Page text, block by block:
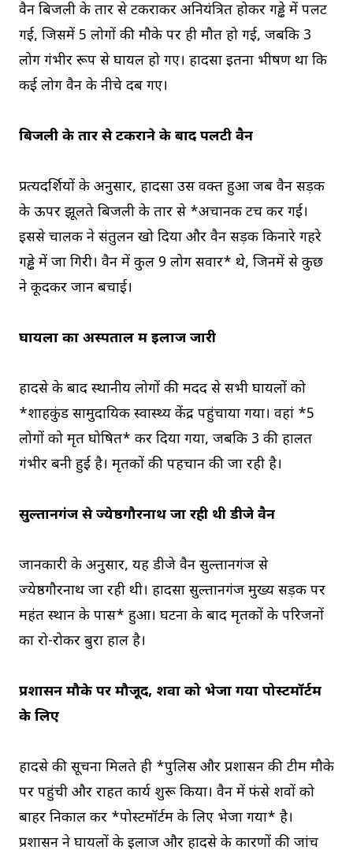
वैन बिजली के तार से टकराकर अनियंत्रित होकर गड्ढे में पलट
गई, जिसमें 5 लोगों की मौके पर ही मौत हो गई, जबकि 3
लोग गंभीर रूप से घायल हो गए। हादसा इतना भीषण था कि
कई लोग वैन के नीचे दब गए।
बिजली के तार से टकराने के बाद पलटी वैन
प्रत्यक्षदर्शियों के अनुसार, हादसा उस वक्त हुआ जब वैन सड़क
के ऊपर झूलते बिजली के तार से *अचानक टच कर गई।
इससे चालक ने संतुलन खो दिया और वैन सड़क किनारे गहरे
गड्ढे में जा गिरी। वैन में कुल 9 लोग सवार* थे, जिनमें से कुछ
ने कूदकर जान बचाई।
घायलों का अस्पताल में इलाज जारी
हादसे के बाद स्थानीय लोगों की मदद से सभी घायलों को
*शाहकुंड सामुदायिक स्वास्थ्य केंद्र पहुंचाया गया। वहां *5
लोगों को मृत घोषित* कर दिया गया, जबकि 3 की हालत
गंभीर बनी हुई है। मृतकों की पहचान की जा रही है।
सुल्तानगंज से ज्येष्ठगौरनाथ जा रही थी डीजे वैन
जानकारी के अनुसार, यह डीजे वैन सुल्तानगंज से
ज्येष्ठगौरनाथ जा रही थी। हादसा सुल्तानगंज मुख्य सड़क पर
महंत स्थान के पास* हुआ। घटना के बाद मृतकों के परिजनों
का रो-रोकर बुरा हाल है।
प्रशासन मौके पर मौजूद, शवों को भेजा गया पोस्टमॉर्टम
के लिए
हादसे की सूचना मिलते ही *पुलिस और प्रशासन की टीम मौके
पर पहुंची और राहत कार्य शुरू किया। वैन में फंसे शवों को
बाहर निकाल कर *पोस्टमॉर्टम के लिए भेजा गया* है।
प्रशासन ने घायलों के इलाज और हादसे के कारणों की जांच